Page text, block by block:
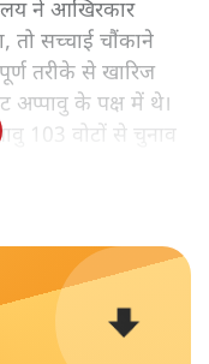
जिनके पास ऐसा
चाल चुराए गए
करता है जहां
49 वोटों से हारा हुआ
ने आखिरकार
तो सच्चाई चौंकाने
तरीके से खारिज